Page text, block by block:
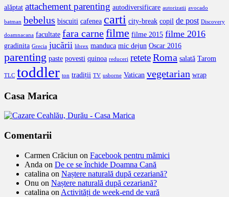
alăptat attachement parenting autodiversificare autorizatii avocado
batman bebelus biscuiti cafenea carti city-break copil de post Discovery
doamnacana facultate fara carnefilme filme 2015 filme 2016
gradinita Grecia jucării librex manduca mic dejun Oscar 2016
parenting paste povesti quinoa reduceri reteteRoma salată Tarom
TLC toddler ton tradiții TV usborne Vatican vegetarian wrap
Casa Marica
Comentarii
Carmen Crăciun on Facebook pentru mămici
Anda on De ce se închide Doamna Cană
catalina on Naștere naturală după cezariană?
Onu on Naștere naturală după cezariană?
catalina on Activități de week-end de vară